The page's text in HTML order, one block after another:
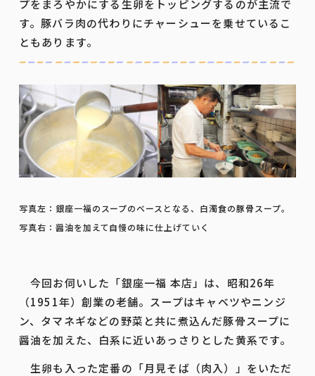
プをまろやかにする生卵をトッピングするのが主流で
す。豚バラ肉の代わりにチャーシューを乗せているこ
ともあります。
写真左：銀座一福のスープのベースとなる、白濁食の豚骨スープ。
写真右：醤油を加えて自慢の味に仕上げていく
今回お伺いした「銀座一福 本店」は、昭和26年
（1951年）創業の老舗。スープはキャベツやニンジ
ン、タマネギなどの野菜と共に煮込んだ豚骨スープに
醤油を加えた、白系に近いあっさりとした黄系です。
生卵も入った定番の「月見そば（肉入）」をいただ